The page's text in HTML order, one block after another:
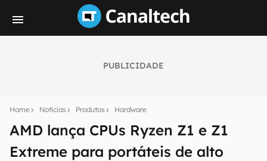
PUBLICIDADE
Home Notícias Produtos Hardware
AMD lança CPUs Ryzen Z1 e Z1
Extreme para portáteis de alto
notícias e reviews sobre tecnologia em primeira
mão.
E-mail